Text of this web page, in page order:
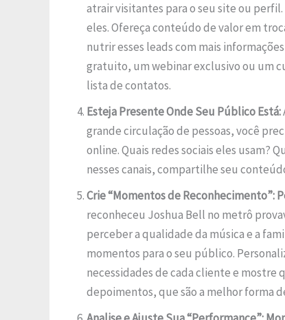
atrair visitantes para o seu site ou
eles. Ofereça conteúdo de valor em
nutrir esses leads com mais
gratuito, um webinar exclusivo ou um
lista de contatos.
Esteja Presente Onde Seu Público Está:
grande circulação de pessoas, você
online. Quais redes sociais eles usam?
nesses canais, compartilhe seu
Crie “Momentos de Reconhecimento”:
reconheceu Joshua Bell no metrô
perceber a qualidade da música e a
momentos para o seu público.
necessidades de cada cliente e mostre
depoimentos, que são a melhor forma